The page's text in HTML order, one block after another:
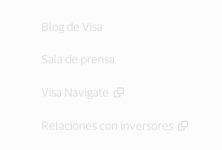
Blog de Visa
Sala de prensa
Visa Navigate
Relaciones con inversores